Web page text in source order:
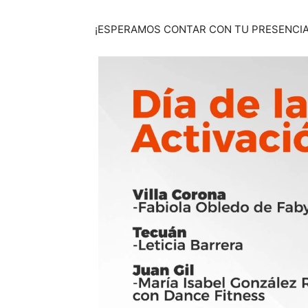
¡ESPERAMOS CONTAR CON TU